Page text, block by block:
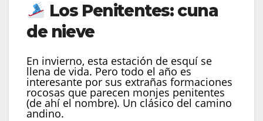
Los Penitentes: cuna
de nieve
En invierno, esta estación de esquí se
llena de vida. Pero todo el año es
interesante por sus extrañas formaciones
rocosas que parecen monjes penitentes
(de ahí el nombre). Un clásico del camino
andino.